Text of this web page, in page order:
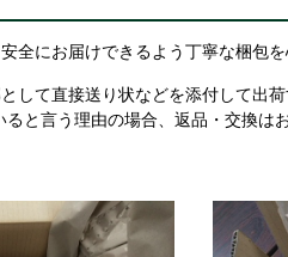
にお届けできるよう丁寧な梱包を
して直接送り状などを添付して出
と言う理由の場合、返品・交換は